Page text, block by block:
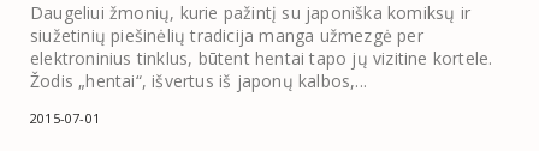
Daugeliui žmonių, kurie pažintį su japoniška komiksų ir
siužetinių piešinėlių tradicija manga užmezgė per
elektroninius tinklus, būtent hentai tapo jų vizitine kortele.
Žodis „hentai“, išvertus iš japonų kalbos,...
2015-07-01